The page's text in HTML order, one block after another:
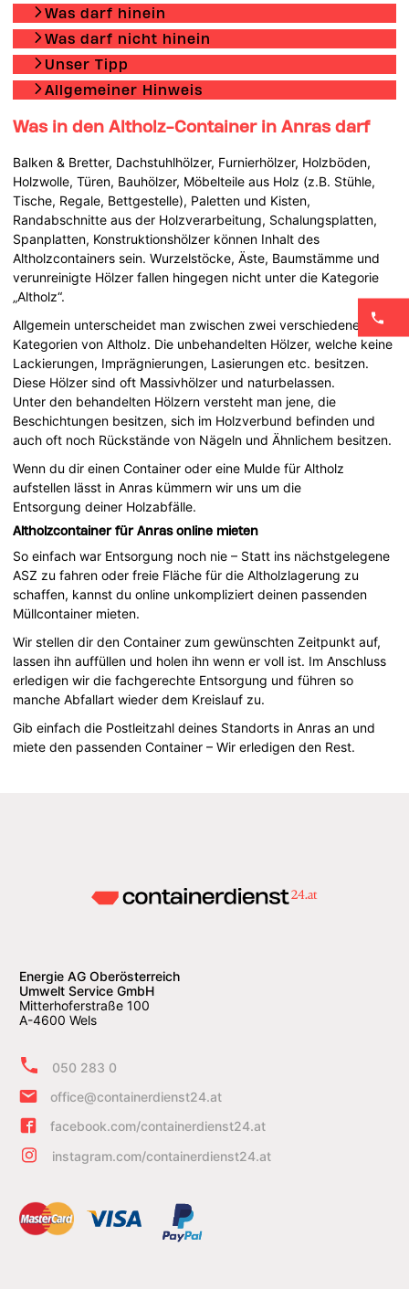
Was darf hinein
Was darf nicht hinein
Unser Tipp
Allgemeiner Hinweis
Was in den Altholz-Container in Anras darf
Balken & Bretter, Dachstuhlhölzer, Furnierhölzer, Holzböden,
Holzwolle, Türen, Bauhölzer, Möbelteile aus Holz (z.B. Stühle,
Tische, Regale, Bettgestelle), Paletten und Kisten,
Randabschnitte aus der Holzverarbeitung, Schalungsplatten,
Spanplatten, Konstruktionshölzer können Inhalt des
Altholzcontainers sein. Wurzelstöcke, Äste, Baumstämme und
verunreinigte Hölzer fallen hingegen nicht unter die Kategorie
„Altholz“.
Allgemein unterscheidet man zwischen zwei verschiedene
Kategorien von Altholz. Die unbehandelten Hölzer, welche keine
Lackierungen, Imprägnierungen, Lasierungen etc. besitzen.
Diese Hölzer sind oft Massivhölzer und naturbelassen.
Unter den behandelten Hölzern versteht man jene, die
Beschichtungen besitzen, sich im Holzverbund befinden und
auch oft noch Rückstände von Nägeln und Ähnlichem besitzen.
Wenn du dir einen Container oder eine Mulde für Altholz
aufstellen lässt in Anras kümmern wir uns um die
Entsorgung deiner Holzabfälle.
Altholzcontainer für Anras online mieten
So einfach war Entsorgung noch nie – Statt ins nächstgelegene
ASZ zu fahren oder freie Fläche für die Altholzlagerung zu
schaffen, kannst du online unkompliziert deinen passenden
Müllcontainer mieten.
Wir stellen dir den Container zum gewünschten Zeitpunkt auf,
lassen ihn auffüllen und holen ihn wenn er voll ist. Im Anschluss
erledigen wir die fachgerechte Entsorgung und führen so
manche Abfallart wieder dem Kreislauf zu.
Gib einfach die Postleitzahl deines Standorts in Anras an und
miete den passenden Container – Wir erledigen den Rest.
Energie AG Oberösterreich
Umwelt Service GmbH
Mitterhoferstraße 100
A-4600 Wels
050 283 0
office@containerdienst24.at
facebook.com/containerdienst24.at
instagram.com/containerdienst24.at